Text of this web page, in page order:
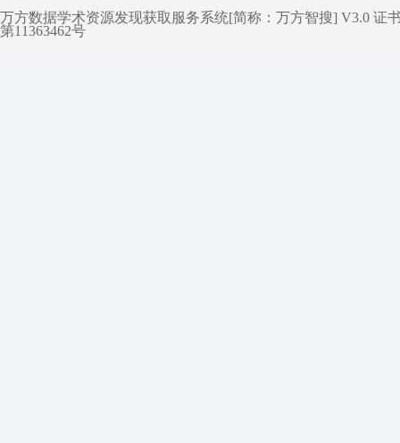
万方数据学术资源发现获取服务系统[简称：万方智搜] V3.0 证
第11363462号